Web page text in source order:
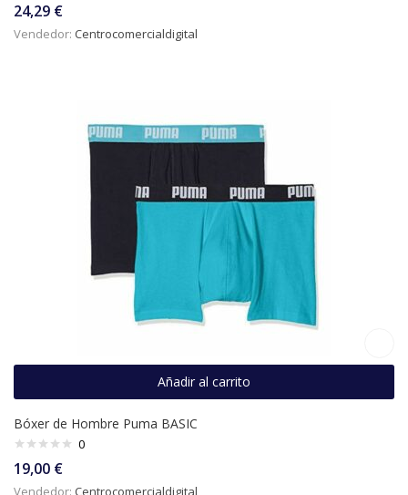
24,29 €
Vendedor: Centrocomercialdigital
Añadir al carrito
Bóxer de Hombre Puma BASIC
0
19,00 €
Vendedor: Centrocomercialdigital